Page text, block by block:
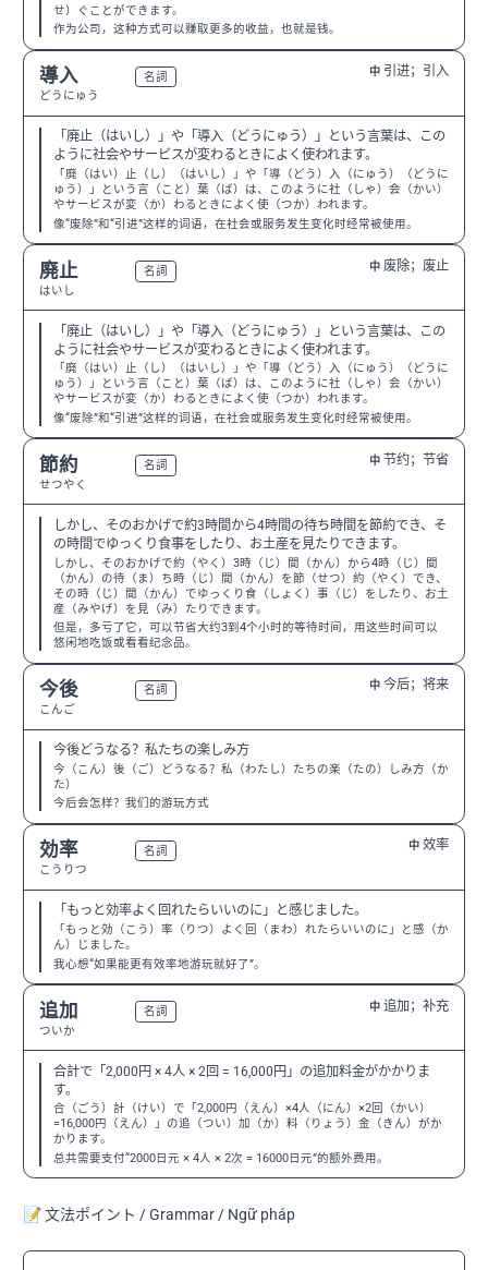
せ）ぐことができます。
作为公司，这种方式可以赚取更多的收益，也就是钱。
導入
どうにゅう
名詞 中 引进；引入
「廃止（はいし）」や「導入（どうにゅう）」という言葉は、この
ように社会やサービスが変わるときによく使われます。
「廃（はい）止（し）（はいし）」や「導（どう）入（にゅう）（どうに
ゅう）」という言（こと）葉（ば）は、このように社（しゃ）会（かい）
やサービスが変（か）わるときによく使（つか）われます。
像“废除”和“引进”这样的词语，在社会或服务发生变化时经常被使用。
廃止
はいし
名詞 中 废除；废止
「廃止（はいし）」や「導入（どうにゅう）」という言葉は、この
ように社会やサービスが変わるときによく使われます。
「廃（はい）止（し）（はいし）」や「導（どう）入（にゅう）（どうに
ゅう）」という言（こと）葉（ば）は、このように社（しゃ）会（かい）
やサービスが変（か）わるときによく使（つか）われます。
像“废除”和“引进”这样的词语，在社会或服务发生变化时经常被使用。
節約
せつやく
名詞 中 节约；节省
しかし、そのおかげで約3時間から4時間の待ち時間を節約でき、そ
の時間でゆっくり食事をしたり、お土産を見たりできます。
しかし、そのおかげで約（やく）3時（じ）間（かん）から4時（じ）間
（かん）の待（ま）ち時（じ）間（かん）を節（せつ）約（やく）でき、
その時（じ）間（かん）でゆっくり食（しょく）事（じ）をしたり、お土
産（みやげ）を見（み）たりできます。
但是，多亏了它，可以节省大约3到4个小时的等待时间，用这些时间可以
悠闲地吃饭或看看纪念品。
今後
こんご
名詞 中 今后；将来
今後どうなる？私たちの楽しみ方
今（こん）後（ご）どうなる？私（わたし）たちの楽（たの）しみ方（か
た）
今后会怎样？我们的游玩方式
効率
こうりつ
名詞 中 效率
「もっと効率よく回れたらいいのに」と感じました。
「もっと効（こう）率（りつ）よく回（まわ）れたらいいのに」と感（か
ん）じました。
我心想“如果能更有效率地游玩就好了”。
追加
ついか
名詞 中 追加；补充
合計で「2,000円 × 4人 × 2回 = 16,000円」の追加料金がかかりま
す。
合（ごう）計（けい）で「2,000円（えん）×4人（にん）×2回（かい）
=16,000円（えん）」の追（つい）加（か）料（りょう）金（きん）がか
かります。
总共需要支付“2000日元 × 4人 × 2次 = 16000日元”的额外费用。
📝 文法ポイント / Grammar / Ngữ pháp